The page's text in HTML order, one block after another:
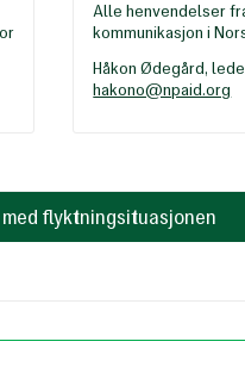
Alle henvendelser
kommunikasjon i
Håkon Ødegård,
hakono@npaid.org
flyktningsituasjonen